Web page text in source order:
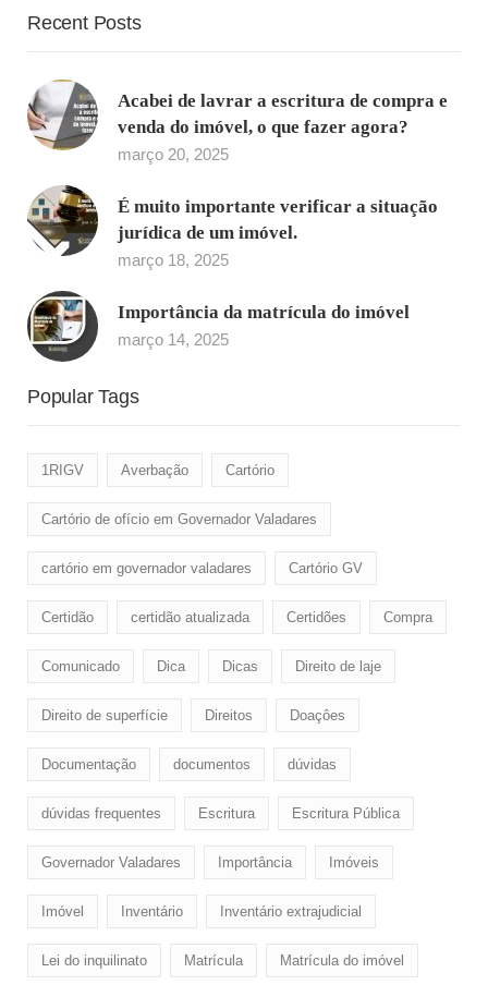
Recent Posts
Acabei de lavrar a escritura de compra e
venda do imóvel, o que fazer agora?
março 20, 2025
É muito importante verificar a situação
jurídica de um imóvel.
março 18, 2025
Importância da matrícula do imóvel
março 14, 2025
Popular Tags
1RIGV Averbação Cartório
Cartório de ofício em Governador Valadares
cartório em governador valadares Cartório GV
Certidão certidão atualizada Certidões Compra
Comunicado Dica Dicas Direito de laje
Direito de superfície Direitos Doaçôes
Documentação documentos dúvidas
dúvidas frequentes Escritura Escritura Pública
Governador Valadares Importância Imóveis
Imóvel Inventário Inventário extrajudicial
Lei do inquilinato Matrícula Matrícula do imóvel